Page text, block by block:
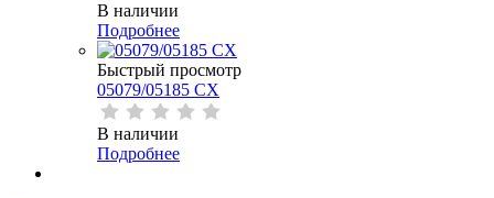
В наличии
Подробнее
Быстрый просмотр
05079/05185 CX
В наличии
Подробнее